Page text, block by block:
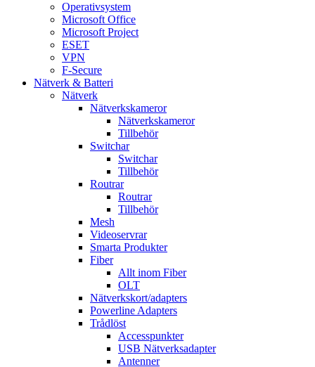
Operativsystem
Microsoft Office
Microsoft Project
ESET
VPN
F-Secure
Nätverk & Batteri
Nätverk
Nätverkskameror
Nätverkskameror
Tillbehör
Switchar
Switchar
Tillbehör
Routrar
Routrar
Tillbehör
Mesh
Videoservrar
Smarta Produkter
Fiber
Allt inom Fiber
OLT
Nätverkskort/adapters
Powerline Adapters
Trådlöst
Accesspunkter
USB Nätverksadapter
Antenner